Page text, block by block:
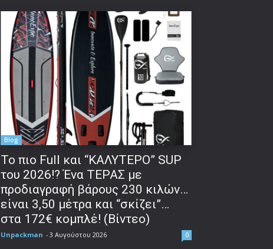
Blog
To πιο Full και “ΚΑΛΥΤΕΡΟ” SUP
του 2026!? Ένα ΤΕΡΑΣ με
προδιαγραφή βάρους 230 κιλών…
είναι 3,50 μέτρα και “σκίζει”…
στα 172€ κομπλέ! (Βίντεο)
Unpackman - 3 Αυγούστου 2026 0